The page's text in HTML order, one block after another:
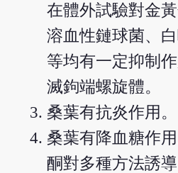
在體外試驗對金
溶血性鏈球菌、
等均有一定抑制
滅鉤端螺旋體。
桑葉有抗炎作用。
桑葉有降血糖作
酮對多種方法誘